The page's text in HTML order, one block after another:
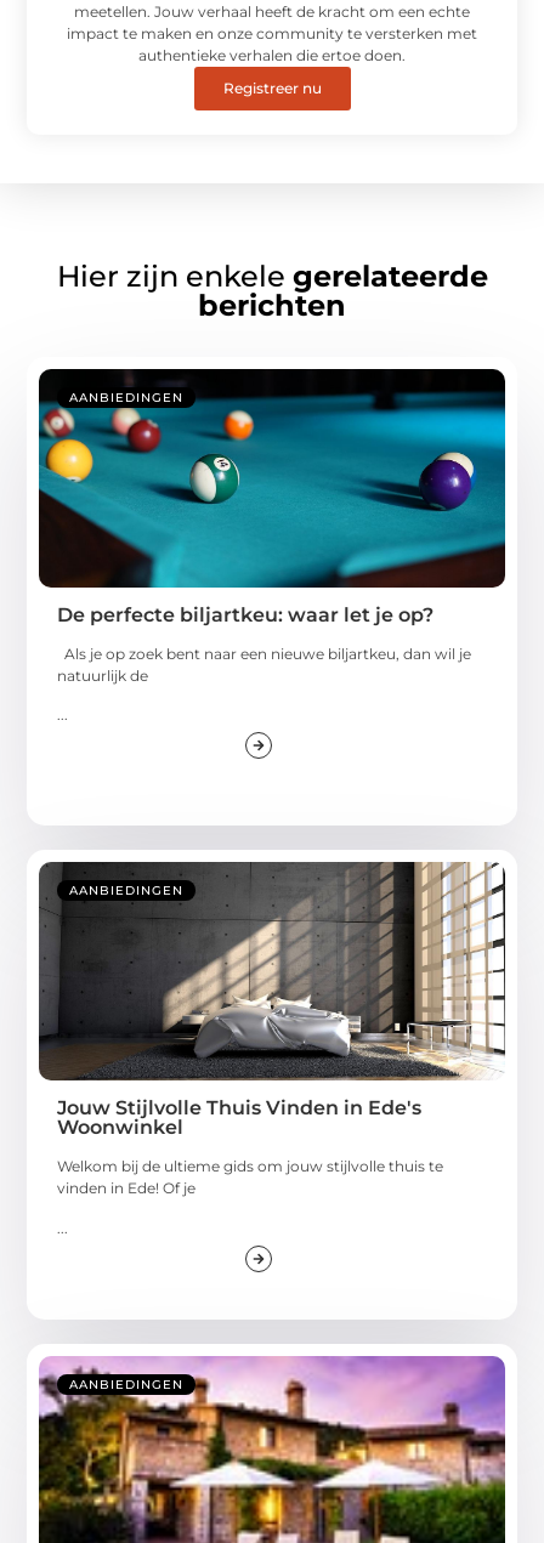
meetellen. Jouw verhaal heeft de kracht om een echte
impact te maken en onze community te versterken met
authentieke verhalen die ertoe doen.
Registreer nu
Hier zijn enkele gerelateerde
berichten
AANBIEDINGEN
De perfecte biljartkeu: waar let je op?
Als je op zoek bent naar een nieuwe biljartkeu, dan wil je
natuurlijk de
...
AANBIEDINGEN
Jouw Stijlvolle Thuis Vinden in Ede's
Woonwinkel
Welkom bij de ultieme gids om jouw stijlvolle thuis te
vinden in Ede! Of je
AANBIEDINGEN